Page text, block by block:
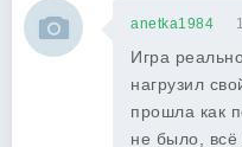
anetka1984
Игра
нагрузил
прошла как
не было, всё